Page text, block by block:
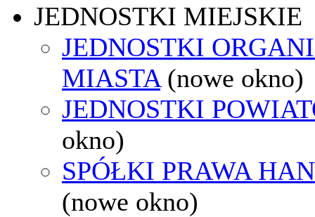
JEDNOSTKI MIEJSKIE
JEDNOSTKI
MIASTA (nowe okno)
JEDNOSTKI
okno)
SPÓŁKI PRAWA
(nowe okno)